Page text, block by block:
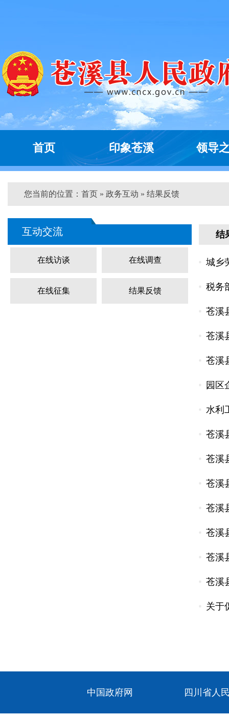
首页 印象苍溪 领导
您当前的位置： 首页 » 政务互动 » 结果反馈
互动交流
在线访谈 在线调查
在线征集 结果反馈
结
城乡
税务
苍溪
苍溪
苍溪
园区
水利
苍溪
苍溪
苍溪
苍溪
苍溪
苍溪
苍溪
关于
中国政府网 四川省人